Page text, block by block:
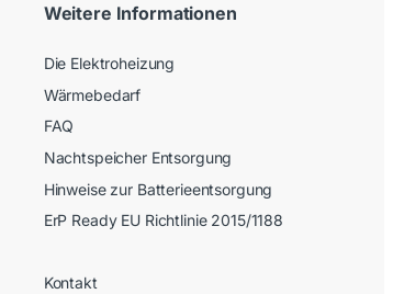
Weitere Informationen
Die Elektroheizung
Wärmebedarf
FAQ
Nachtspeicher Entsorgung
Hinweise zur Batterieentsorgung
ErP Ready EU Richtlinie 2015/1188
Kontakt